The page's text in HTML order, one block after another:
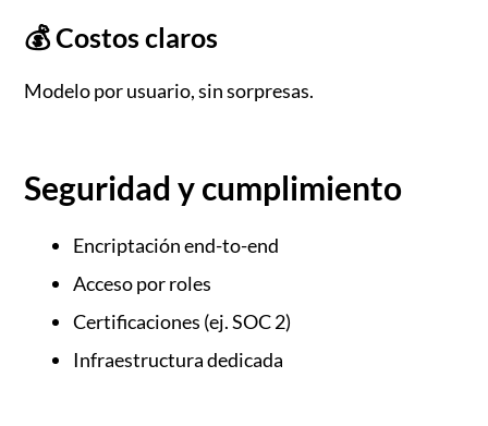
💰 Costos claros
Modelo por usuario, sin sorpresas.
Seguridad y cumplimiento
Encriptación end-to-end
Acceso por roles
Certificaciones (ej. SOC 2)
Infraestructura dedicada